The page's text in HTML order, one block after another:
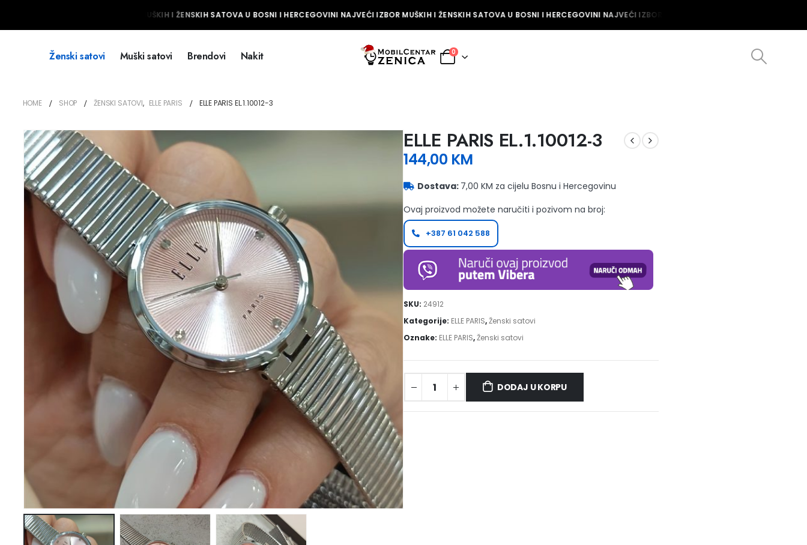
NAJVEĆI IZBOR MUŠKIH I ŽENSKIH SATOVA U BOSNI I HERCEGOVINI NAJVEĆI IZBOR MUŠKIH I ŽENSKIH SATOVA U BOSNI I HERCEGOVINI NAJVEĆI IZBOR MUŠKIH I ŽENSKIH SATOVA U
Ženski satovi Muški satovi Brendovi Nakit 0
HOME SHOP ŽENSKI SATOVI, ELLE PARIS ELLE PARIS EL.1.10012-3
ELLE PARIS EL.1.10012-3
144,00 KM
Dostava: 7,00 KM za cijelu Bosnu i Hercegovinu
Ovaj proizvod možete naručiti i pozivom na broj:
+387 61 042 588
SKU: 24912
Kategorije: ELLE PARIS,Ženski satovi
Oznake: ELLE PARIS,Ženski satovi
DODAJ U KORPU